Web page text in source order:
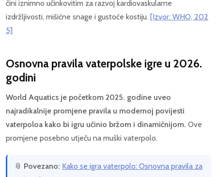
čini iznimno učinkovitim za razvoj kardiovaskularne
izdržljivosti, mišićne snage i gustoće kostiju. [Izvor: WHO, 202
5]
Osnovna pravila vaterpolske igre u 2026.
godini
World Aquatics je početkom 2025. godine uveo
najradikalnije promjene pravila u modernoj povijesti
vaterpoloa kako bi igru učinio bržom i dinamičnijom. Ove
promjene posebno utječu na muški vaterpolo.
📎 Povezano: Kako se igra vaterpolo: Osnovna pravila za